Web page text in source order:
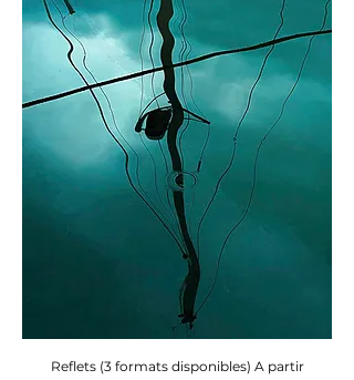
Reflets (3 formats disponibles) A partir